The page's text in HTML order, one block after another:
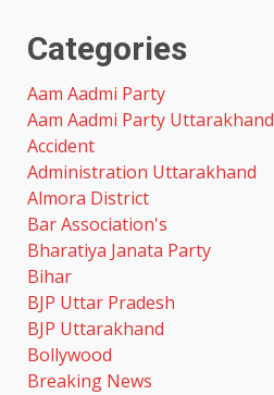
Categories
Aam Aadmi Party
Aam Aadmi Party Uttarakhand
Accident
Administration Uttarakhand
Almora District
Bar Association's
Bharatiya Janata Party
Bihar
BJP Uttar Pradesh
BJP Uttarakhand
Bollywood
Breaking News